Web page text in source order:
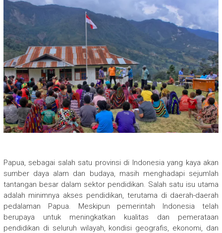
Papua, sebagai salah satu provinsi di Indonesia yang kaya akan
sumber daya alam dan budaya, masih menghadapi sejumlah
tantangan besar dalam sektor pendidikan. Salah satu isu utama
adalah minimnya akses pendidikan, terutama di daerah-daerah
pedalaman Papua. Meskipun pemerintah Indonesia telah
berupaya untuk meningkatkan kualitas dan pemerataan
pendidikan di seluruh wilayah, kondisi geografis, ekonomi, dan